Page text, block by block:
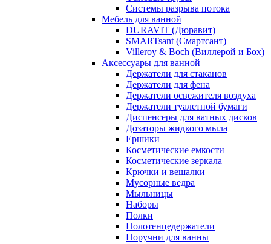
Системы разрыва потока
Мебель для ванной
DURAVIT (Дюравит)
SMARTsant (Смартсант)
Villeroy & Boch (Виллерой и Бох)
Аксессуары для ванной
Держатели для стаканов
Держатели для фена
Держатели освежителя воздуха
Держатели туалетной бумаги
Диспенсеры для ватных дисков
Дозаторы жидкого мыла
Ершики
Косметические емкости
Косметические зеркала
Крючки и вешалки
Мусорные ведра
Мыльницы
Наборы
Полки
Полотенцедержатели
Поручни для ванны